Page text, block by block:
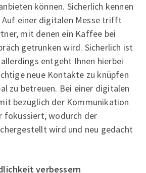
können. Sicherlich kennen
Auf einer digitalen Messe trifft
mit denen ein Kaffee bei
getrunken wird. Sicherlich ist
entgeht Ihnen hierbei
neue Kontakte zu knüpfen
zu betreuen. Bei einer digitalen
bezüglich der Kommunikation
fokussiert, wodurch der
wird und neu gedacht
verbessern